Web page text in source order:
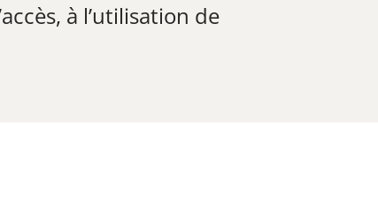
à l’utilisation de